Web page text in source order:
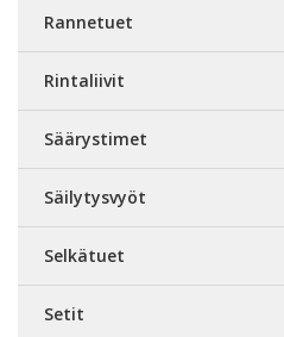
Rannetuet
Rintaliivit
Säärystimet
Säilytysvyöt
Selkätuet
Setit